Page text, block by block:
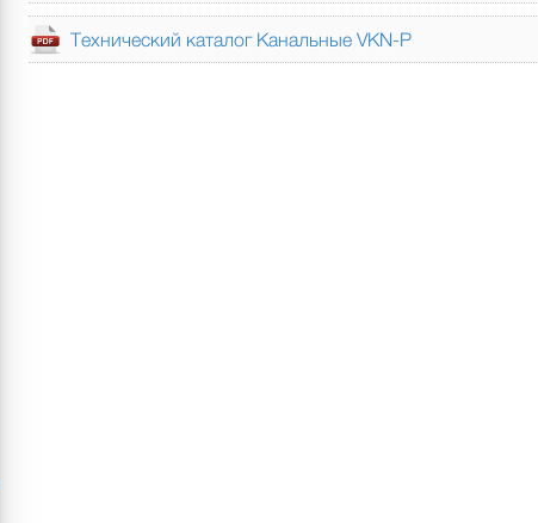
Технический каталог Канальные VKN-P